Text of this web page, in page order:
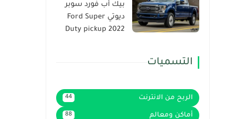
بيك أب فورد سوبر
ديوتي Ford Super
Duty pickup 2022
التسميات
الربح من الانترنت 44
أماكن ومعالم 88